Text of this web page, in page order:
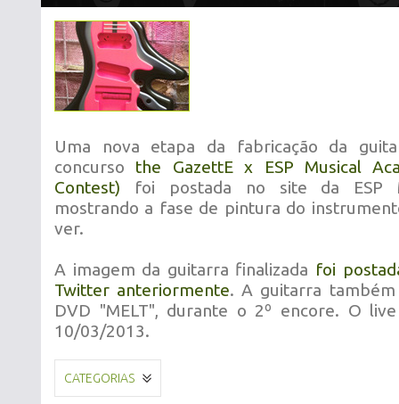
Uma nova etapa da fabricação da
concurso the GazettE x ESP Musical
Contest) foi postada no site da ESP
mostrando a fase de pintura do
ver.
A imagem da guitarra finalizada foi
Twitter anteriormente. A guitarra
DVD "MELT", durante o 2º encore. O
10/03/2013.
CATEGORIAS